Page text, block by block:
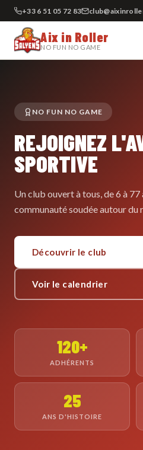
+33 6 51 05 72 83
Aix in Roller
NO FUN NO GAME
NO FUN NO GAME
REJOIGNEZ
SPORTIVE
Un club ouvert à tous, de 6 à 77
communauté soudée autour du
Découvrir le club
Voir le calendrier
120+
ADHÉRENTS
25
ANS D'HISTOIRE